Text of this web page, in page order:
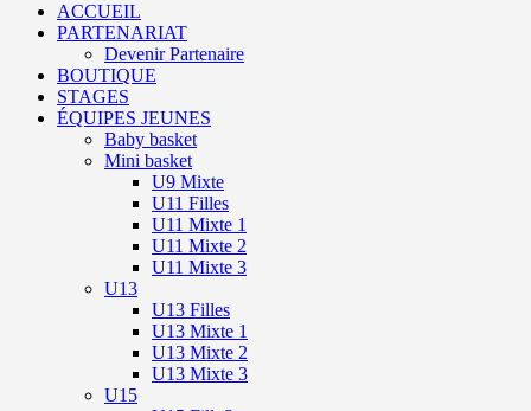
ACCUEIL
PARTENARIAT
Devenir Partenaire
BOUTIQUE
STAGES
ÉQUIPES JEUNES
Baby basket
Mini basket
U9 Mixte
U11 Filles
U11 Mixte 1
U11 Mixte 2
U11 Mixte 3
U13
U13 Filles
U13 Mixte 1
U13 Mixte 2
U13 Mixte 3
U15